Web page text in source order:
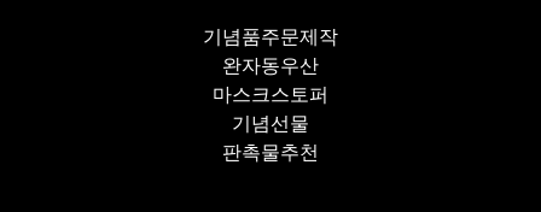
기념품주문제작
완자동우산
마스크스토퍼
기념선물
판촉물추천